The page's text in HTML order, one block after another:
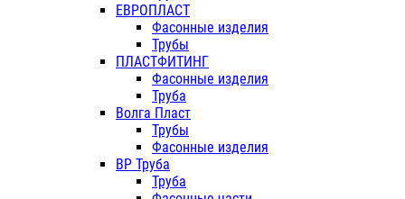
ЕВРОПЛАСТ
Фасонные изделия
Трубы
ПЛАСТФИТИНГ
Фасонные изделия
Труба
Волга Пласт
Трубы
Фасонные изделия
ВР Труба
Труба